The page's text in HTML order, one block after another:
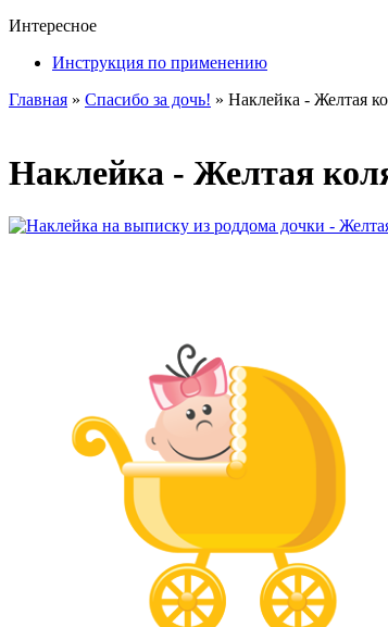
Интересное
Инструкция по применению
Главная » Спасибо за дочь! » Наклейка - Желтая
Наклейка - Желтая